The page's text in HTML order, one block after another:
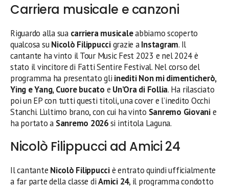
Carriera musicale e canzoni
Riguardo alla sua carriera musicaleabbiamo scoperto
qualcosa suNicolò Filippuccigrazie aInstagram. Il
cantante ha vinto il Tour Music Fest 2023 e nel 2024 è
stato il vincitore di Fatti Sentire Festival. Nel corso del
programma ha presentato gli inediti Non mi dimenticherò,
Ying e Yang, Cuore bucato e Un’Ora di Follia. Ha rilasciato
poi un EP con tutti questi titoli, una cover e l’inedito Occhi
Stanchi. L’ultimo brano, con cui ha vinto Sanremo Giovanie
ha portato a Sanremo 2026si intitola Laguna.
Nicolò Filippucci ad Amici 24
Il cantante Nicolò Filippucciè entrato quindi ufficialmente
a far parte della classe diAmici 24, il programma condotto